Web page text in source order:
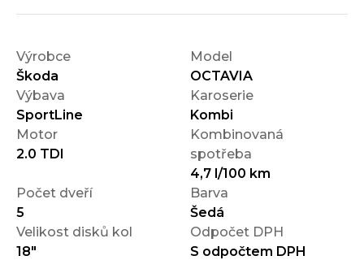
Výrobce
Škoda
Model
OCTAVIA
Výbava
SportLine
Karoserie
Kombi
Motor
2.0 TDI
Kombinovaná
spotřeba
4,7 l/100 km
Počet dveří
5
Barva
Šedá
Velikost disků kol
18"
Odpočet DPH
S odpočtem DPH